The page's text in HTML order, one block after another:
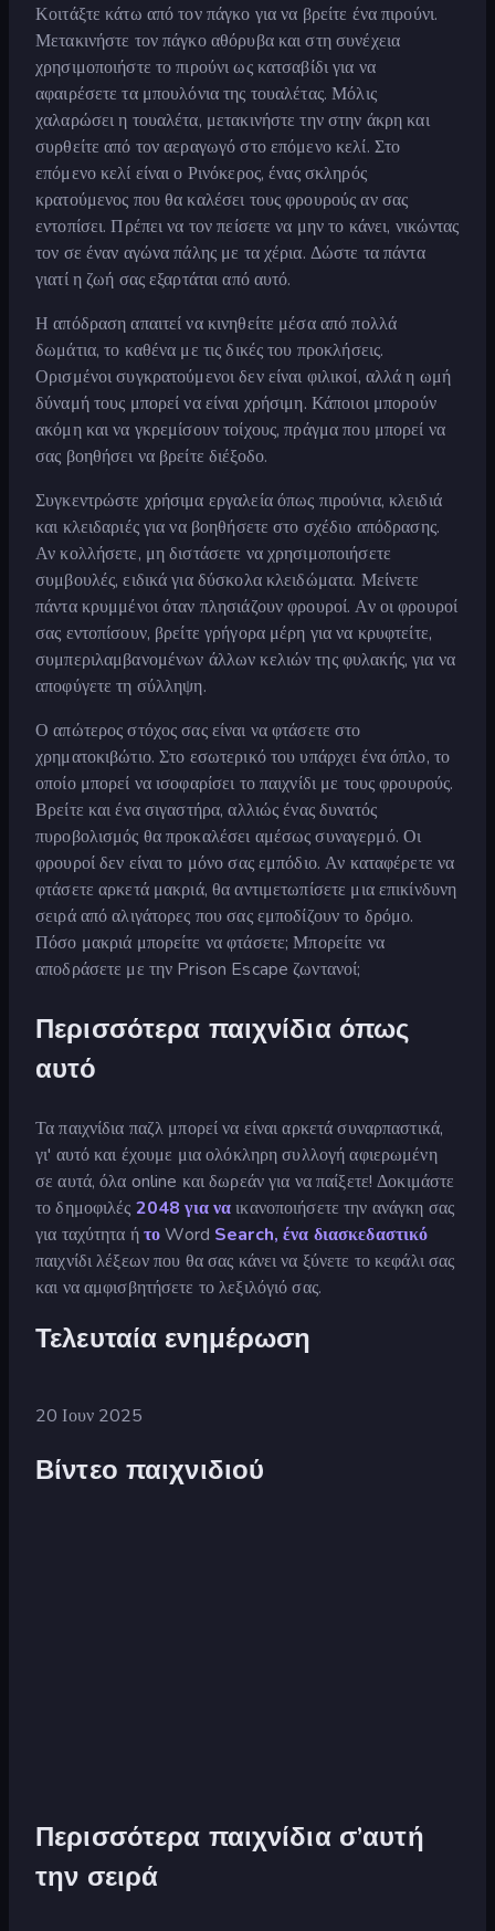
Κοιτάξτε κάτω από τον πάγκο για να βρείτε ένα πιρούνι.
Μετακινήστε τον πάγκο αθόρυβα και στη συνέχεια
χρησιμοποιήστε το πιρούνι ως κατσαβίδι για να
αφαιρέσετε τα μπουλόνια της τουαλέτας. Μόλις
χαλαρώσει η τουαλέτα, μετακινήστε την στην άκρη και
συρθείτε από τον αεραγωγό στο επόμενο κελί. Στο
επόμενο κελί είναι ο Ρινόκερος, ένας σκληρός
κρατούμενος που θα καλέσει τους φρουρούς αν σας
εντοπίσει. Πρέπει να τον πείσετε να μην το κάνει, νικώντας
τον σε έναν αγώνα πάλης με τα χέρια. Δώστε τα πάντα
γιατί η ζωή σας εξαρτάται από αυτό.
Η απόδραση απαιτεί να κινηθείτε μέσα από πολλά
δωμάτια, το καθένα με τις δικές του προκλήσεις.
Ορισμένοι συγκρατούμενοι δεν είναι φιλικοί, αλλά η ωμή
δύναμή τους μπορεί να είναι χρήσιμη. Κάποιοι μπορούν
ακόμη και να γκρεμίσουν τοίχους, πράγμα που μπορεί να
σας βοηθήσει να βρείτε διέξοδο.
Συγκεντρώστε χρήσιμα εργαλεία όπως πιρούνια, κλειδιά
και κλειδαριές για να βοηθήσετε στο σχέδιο απόδρασης.
Αν κολλήσετε, μη διστάσετε να χρησιμοποιήσετε
συμβουλές, ειδικά για δύσκολα κλειδώματα. Μείνετε
πάντα κρυμμένοι όταν πλησιάζουν φρουροί. Αν οι φρουροί
σας εντοπίσουν, βρείτε γρήγορα μέρη για να κρυφτείτε,
συμπεριλαμβανομένων άλλων κελιών της φυλακής, για να
αποφύγετε τη σύλληψη.
Ο απώτερος στόχος σας είναι να φτάσετε στο
χρηματοκιβώτιο. Στο εσωτερικό του υπάρχει ένα όπλο, το
οποίο μπορεί να ισοφαρίσει το παιχνίδι με τους φρουρούς.
Βρείτε και ένα σιγαστήρα, αλλιώς ένας δυνατός
πυροβολισμός θα προκαλέσει αμέσως συναγερμό. Οι
φρουροί δεν είναι το μόνο σας εμπόδιο. Αν καταφέρετε να
φτάσετε αρκετά μακριά, θα αντιμετωπίσετε μια επικίνδυνη
σειρά από αλιγάτορες που σας εμποδίζουν το δρόμο.
Πόσο μακριά μπορείτε να φτάσετε; Μπορείτε να
αποδράσετε με την Prison Escape ζωντανοί;
Περισσότερα παιχνίδια όπως
αυτό
Τα παιχνίδια παζλ μπορεί να είναι αρκετά συναρπαστικά,
γι' αυτό και έχουμε μια ολόκληρη συλλογή αφιερωμένη
σε αυτά, όλα online και δωρεάν για να παίξετε! Δοκιμάστε
το δημοφιλές 2048 για ναικανοποιήσετε την ανάγκη σας
για ταχύτητα ήτοWord Search, ένα διασκεδαστικό
παιχνίδι λέξεων που θα σας κάνει να ξύνετε το κεφάλι σας
και να αμφισβητήσετε το λεξιλόγιό σας.
Τελευταία ενημέρωση
20 Ιουν 2025
Βίντεο παιχνιδιού
Περισσότερα παιχνίδια σ’αυτή
την σειρά